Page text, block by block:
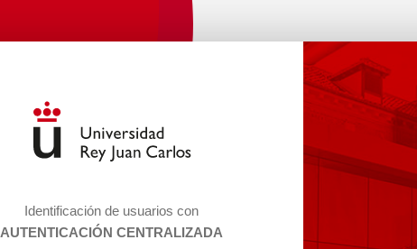
Identificación de usuarios con
AUTENTICACIÓN CENTRALIZADA